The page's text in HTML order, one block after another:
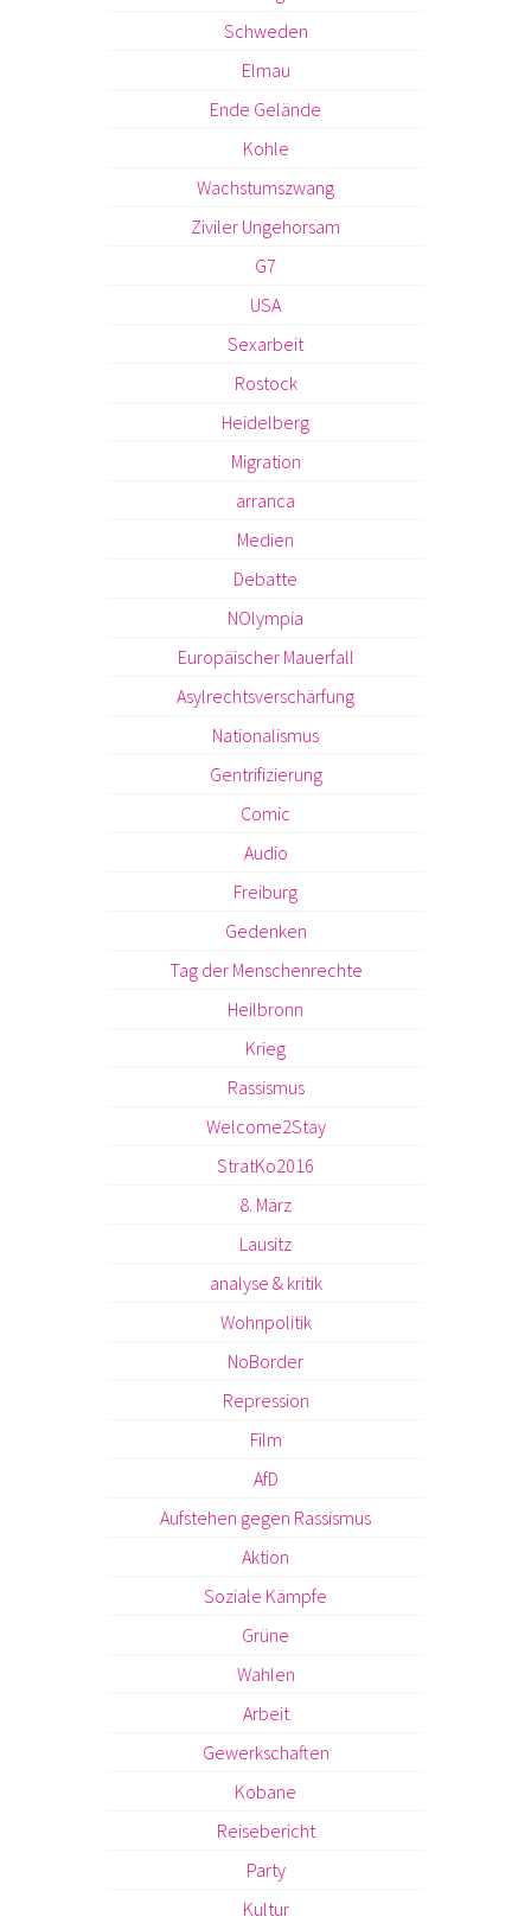
Schweden
Elmau
Ende Gelände
Kohle
Wachstumszwang
Ziviler Ungehorsam
G7
USA
Sexarbeit
Rostock
Heidelberg
Migration
arranca
Medien
Debatte
NOlympia
Europäischer Mauerfall
Asylrechtsverschärfung
Nationalismus
Gentrifizierung
Comic
Audio
Freiburg
Gedenken
Tag der Menschenrechte
Heilbronn
Krieg
Rassismus
Welcome2Stay
StratKo2016
8. März
Lausitz
analyse & kritik
Wohnpolitik
NoBorder
Repression
Film
AfD
Aufstehen gegen Rassismus
Aktion
Soziale Kämpfe
Grüne
Wahlen
Arbeit
Gewerkschaften
Kobane
Reisebericht
Party
Kultur